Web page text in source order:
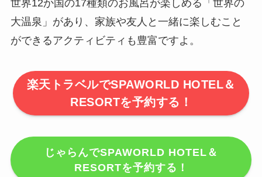
世界12か国の17種類のお風呂が楽しめる「世界の
大温泉」があり、家族や友人と一緒に楽しむこと
ができるアクティビティも豊富ですよ。
楽天トラベルでSPAWORLD HOTEL＆
RESORTを予約する！
じゃらんでSPAWORLD HOTEL＆
RESORTを予約する！